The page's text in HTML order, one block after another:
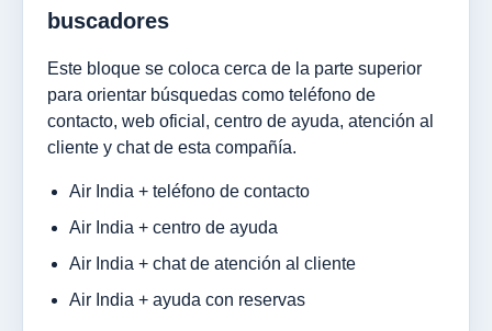
buscadores
Este bloque se coloca cerca de la parte superior
para orientar búsquedas como teléfono de
contacto, web oficial, centro de ayuda, atención al
cliente y chat de esta compañía.
Air India + teléfono de contacto
Air India + centro de ayuda
Air India + chat de atención al cliente
Air India + ayuda con reservas